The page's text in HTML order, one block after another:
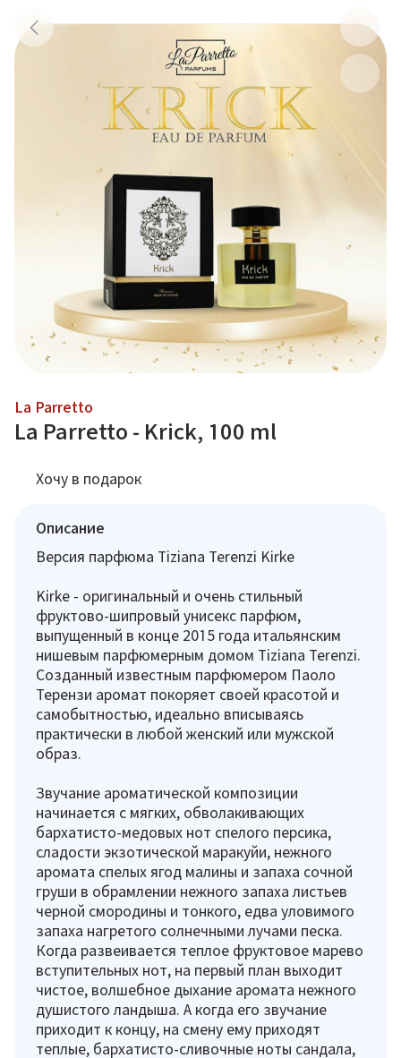
La Parretto
La Parretto - Krick, 100 ml
Хочу в подарок
Описание
Версия парфюма Tiziana Terenzi Kirke
Kirke - оригинальный и очень стильный
фруктово-шипровый унисекс парфюм,
выпущенный в конце 2015 года итальянским
нишевым парфюмерным домом Tiziana Terenzi.
Созданный известным парфюмером Паоло
Терензи аромат покоряет своей красотой и
самобытностью, идеально вписываясь
практически в любой женский или мужской
образ.
Звучание ароматической композиции
начинается с мягких, обволакивающих
бархатисто-медовых нот спелого персика,
сладости экзотической маракуйи, нежного
аромата спелых ягод малины и запаха сочной
груши в обрамлении нежного запаха листьев
черной смородины и тонкого, едва уловимого
запаха нагретого солнечными лучами песка.
Когда развеивается теплое фруктовое марево
вступительных нот, на первый план выходит
чистое, волшебное дыхание аромата нежного
душистого ландыша. А когда его звучание
приходит к концу, на смену ему приходят
теплые, бархатисто-сливочные ноты сандала,